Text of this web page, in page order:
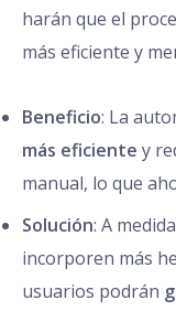
harán que el
más eficiente y
Beneficio: La
más eficiente y
manual, lo que
Solución: A
incorporen más
usuarios podrán